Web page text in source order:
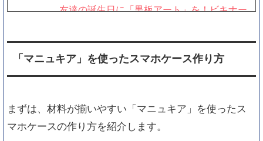
友達の誕生日に「黒板アート」を！ビキナー
友達の誕プレに手作りお菓子を！人気キャラ
クターレシピ4つ
例文&アイデア4つ
女友達の誕生日プレゼントでアルバムを作る
「マニュキア」を使ったスマホケース作り方
まずは、材料が揃いやすい「マニュキア」を使ったス
マホケースの作り方を紹介します。